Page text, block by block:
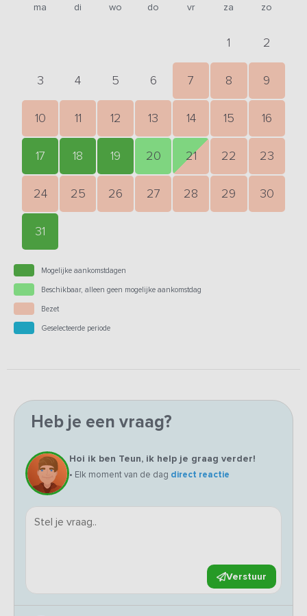
ma di wo do vr za zo
1 2
3 4 5 6 7 8 9
10 11 12 13 14 15 16
17 18 19 20 21 22 23
24 25 26 27 28 29 30
31
Mogelijke aankomstdagen
Beschikbaar, alleen geen mogelijke aankomstdag
Bezet
Geselecteerde periode
Heb je een vraag?
Hoi ik ben Teun, ik help je graag verder!
• Elk moment van de dag direct reactie
Verstuur